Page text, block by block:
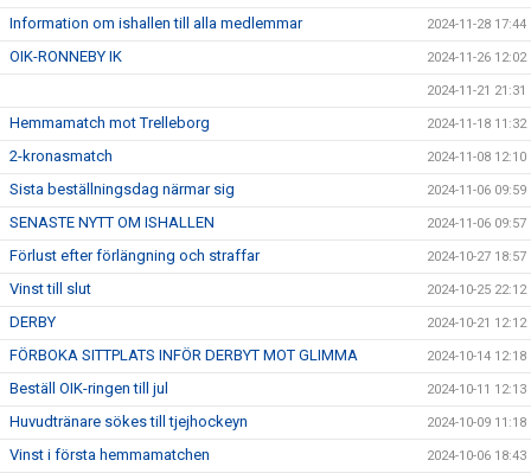
Information om ishallen till alla medlemmar 2024-11-28 17:44
OIK-RONNEBY IK 2024-11-26 12:02
2024-11-21 21:31
Hemmamatch mot Trelleborg 2024-11-18 11:32
2-kronasmatch 2024-11-08 12:10
Sista beställningsdag närmar sig 2024-11-06 09:59
SENASTE NYTT OM ISHALLEN 2024-11-06 09:57
Förlust efter förlängning och straffar 2024-10-27 18:57
Vinst till slut 2024-10-25 22:12
DERBY 2024-10-21 12:12
FÖRBOKA SITTPLATS INFÖR DERBYT MOT GLIMMA 2024-10-14 12:18
Beställ OIK-ringen till jul 2024-10-11 12:13
Huvudtränare sökes till tjejhockeyn 2024-10-09 11:18
Vinst i första hemmamatchen 2024-10-06 18:43